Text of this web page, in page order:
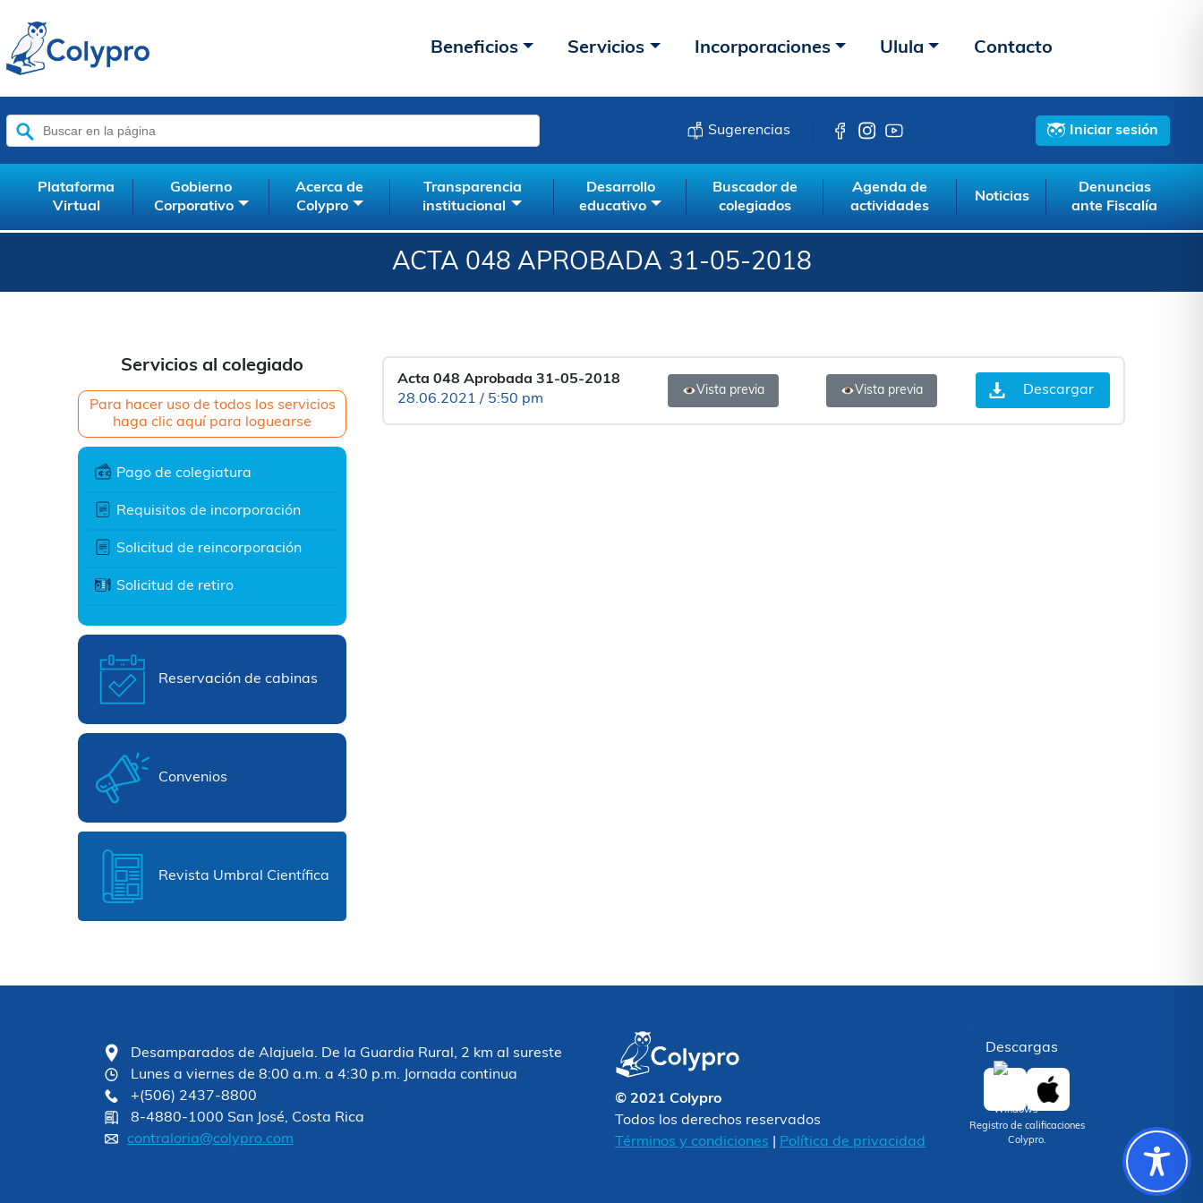
Beneficios Servicios Incorporaciones Ulula Contacto
Buscar:
Sugerencias Iniciar sesión
Plataforma
Virtual
Gobierno
Corporativo
Acerca de
Colypro
Transparencia
institucional
Desarrollo
educativo
Buscador de
colegiados
Agenda de
actividades
Noticias
Denuncias
ante Fiscalía
ACTA 048 APROBADA 31-05-2018
Servicios al colegiado
Para hacer uso de todos los servicios
haga clic aquí para loguearse
Pago de colegiatura
Requisitos de incorporación
Solicitud de reincorporación
Solicitud de retiro
Reservación de cabinas
Convenios
Revista Umbral Científica
Acta 048 Aprobada 31-05-2018
28.06.2021 / 5:50 pm
Vista previa Vista previa Descargar
Desamparados de Alajuela. De la Guardia Rural, 2 km al sureste
Lunes a viernes de 8:00 a.m. a 4:30 p.m. Jornada continua
+(506) 2437-8800
8-4880-1000 San José, Costa Rica
contraloria@colypro.com
© 2021 Colypro
Todos los derechos reservados
Términos y condiciones
Política de privacidad
Descargas
Registro de calificaciones
Colypro.